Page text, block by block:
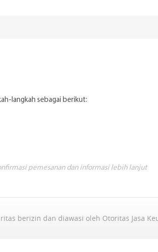
langkah sebagai berikut:
pemesanan dan informasi lebih lanjut
berizin dan diawasi oleh Otoritas Jasa